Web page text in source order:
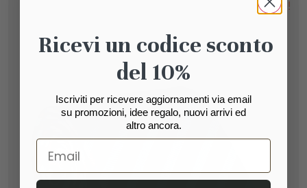
Sale!
Ricevi un codice sconto
del 10%
Iscriviti per ricevere aggiornamenti via email
su promozioni, idee regalo, nuovi arrivi ed
altro ancora.